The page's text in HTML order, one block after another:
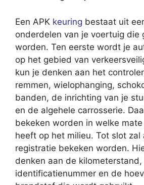
Een APK keuring bestaat uit
onderdelen van je voertuig die
worden. Ten eerste wordt je
op het gebied van
kun je denken aan het
remmen, wielophanging,
banden, de inrichting van je
en de algehele carrosserie.
bekeken worden in welke
heeft op het milieu. Tot slot zal
registratie bekeken worden.
denken aan de
identificatienummer en de